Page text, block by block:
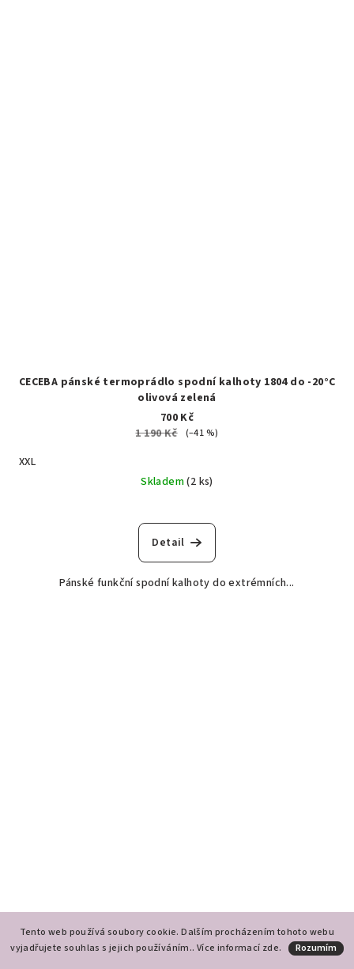
Tento web používá soubory cookie. Dalším procházením tohoto webu
vyjadřujete souhlas s jejich používáním.. Více informací zde. Rozumím
CECEBA pánské termoprádlo spodní kalhoty 1804 do -20°C
olivová zelená
700 Kč
1 190 Kč
(–41 %)
XXL
Skladem(2 ks)
Detail
Pánské funkční spodní kalhoty do extrémních...